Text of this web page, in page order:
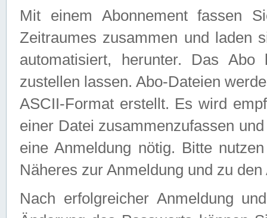
Mit einem Abonnement fassen
Zeitraumes zusammen und laden
automatisiert, herunter. Das
zustellen lassen. Abo-Dateien
ASCII-Format erstellt. Es wird
einer Datei zusammenzufassen
eine Anmeldung nötig. Bitte
Näheres zur Anmeldung und zu
Nach erfolgreicher Anmeldung